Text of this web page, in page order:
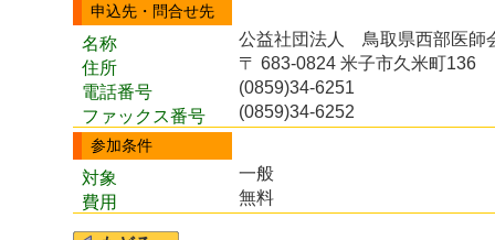
申込先・問合せ先
名称
公益社団法人 鳥取県西部医師
住所
〒 683-0824 米子市久米町136
電話番号
(0859)34-6251
ファックス番号
(0859)34-6252
参加条件
対象
一般
費用
無料